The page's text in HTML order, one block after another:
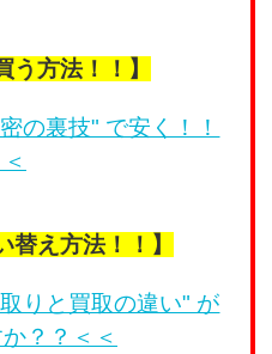
う方法！！】
の裏技" で安く！！
替え方法！！】
りと買取の違い" が
？？＜＜